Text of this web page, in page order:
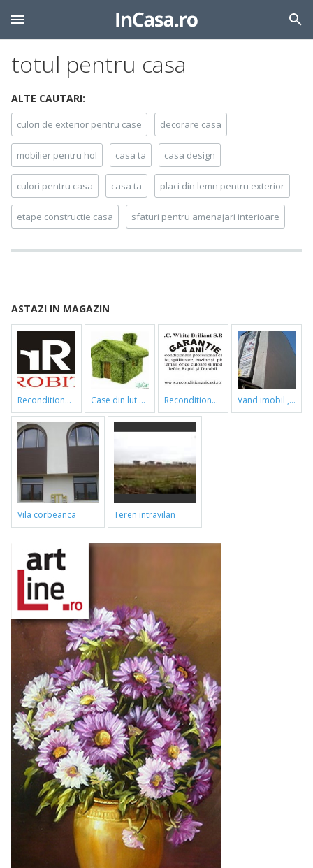
totul pentru casa
ALTE CAUTARI:
culori de exterior pentru case decorare casa
mobilier pentru hol casa ta casa design
culori pentru casa casa ta placi din lemn pentru exterior
etape constructie casa sfaturi pentru amenajari interioare
ASTAZI IN MAGAZIN
reconditionari cazi de baie case din lut si paie reconditionari cazi de baie vand imobil ,790m,piata gorjului,pret negociabil
vila corbeanca teren intravilan